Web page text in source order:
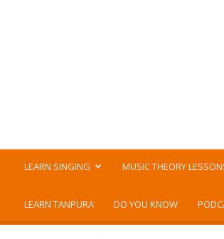
LEARN SINGING MUSIC THEORY
LEARN TANPURA DO YOU KNOW